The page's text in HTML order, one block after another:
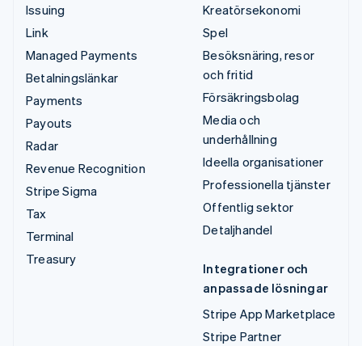
Issuing
Link
Managed Payments
Betalningslänkar
Payments
Payouts
Radar
Revenue Recognition
Stripe Sigma
Tax
Terminal
Treasury
Kreatörsekonomi
Spel
Besöksnäring, resor
och fritid
Försäkringsbolag
Media och
underhållning
Ideella organisationer
Professionella tjänster
Offentlig sektor
Detaljhandel
Integrationer och
anpassade lösningar
Stripe App Marketplace
Stripe Partner